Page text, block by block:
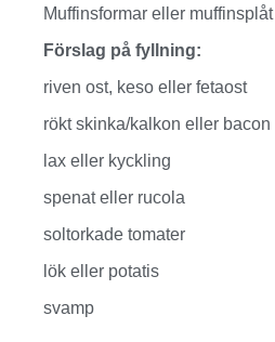
Muffinsformar eller muffinsplåt
Förslag på fyllning:
riven ost, keso eller fetaost
rökt skinka/kalkon eller bacon
lax eller kyckling
spenat eller rucola
soltorkade tomater
lök eller potatis
svamp